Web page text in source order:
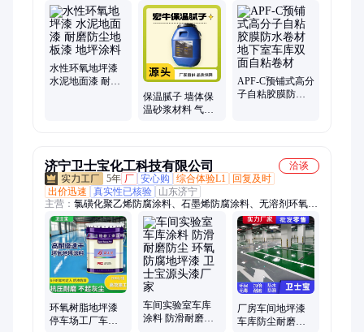
防水卷材、水性环氧地坪漆、防水涂料、防水材料、腻子粉、瓷
砖胶、非沥青基高分子自粘胶膜防水卷材、SBS改性沥青耐根穿
刺防水卷材、耐根穿刺防水卷材、聚氨酯防水涂料、聚脲防水涂
料、反应粘结型高分子膜基湿铺防水卷材、三元乙丙橡胶防水卷
材、丙纶防水卷材、双面自粘防水卷材、水泥基渗透结晶型防水
涂料、水性纳米中空玻璃微珠保温隔热涂料、2H隔热保温全效
凝胶、保温找平凝胶、高聚物改性沥青防水卷材、桥面防水涂
料、弹性体SBS改性沥青防水卷材、sbs弹性体改性沥青防水卷
水性环氧地坪漆
水泥地面漆 耐磨
保温腻子 墙体保
温砂浆材料 气凝
APF-C预铺式高分
子自粘胶膜防水
济宁卫士宝化工科技有限公司
洽谈
5年 厂 安心购 综合体验L1
回复及时
出价迅速
真实性已核验
山东济宁
主营： 氯磺化聚乙烯防腐涂料、石墨烯防腐涂料、无溶剂环氧重
防腐涂料、环氧富锌底漆、有机硅耐高温漆、停车场划线漆、丙
烯酸聚氨酯面漆、环氧耐酸碱高温漆、环氧云铁中间漆、环氧树
脂漆、石墨烯防腐漆、环氧磷酸锌底漆、Tt-300漆酚酞树脂重防
腐漆、水性高温漆、氟碳防腐漆水性工业漆、环氧防锈底漆、环
氧酚醛防腐漆、高氯化聚乙烯防腐漆、耐油底漆、钠钛米防腐
漆、水性带锈防锈漆、烟道防腐底漆、马路划线漆、环氧煤沥青
漆、石墨烯导热涂料
环氧树脂地坪漆
停车场工厂车间
车间实验室车库
涂料 防滑耐磨防
厂房车间地坪漆
车库防尘耐磨水